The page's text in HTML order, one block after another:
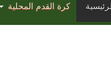
كرة القدم المحلية